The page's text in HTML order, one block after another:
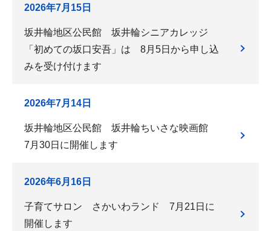
2026年7月15日
坂井輪地区公民館 坂井輪シニアカレッジ
「初めての坂口安吾」は 8月5日から申し込
みを受け付けます
2026年7月14日
坂井輪地区公民館 坂井輪ちいさな映画館
7月30日に開催します
2026年6月16日
子育てサロン さかいわランド 7月21日に
開催します